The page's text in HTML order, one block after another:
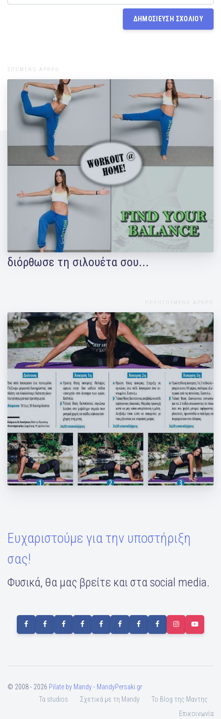
ΕΠΟΜΕΝΟ ΑΡΘΡΟ
Ασκήσεις ισορροπίας από τη Μάντη
Περσάκη! Δυνάμωσε τις αρθώσεις,
διόρθωσε τη σιλουέτα σου...
ΠΡΟΗΓΟΥΜΕΝΟ ΑΡΘΡΟ
Ασκήσεις γλουτών!
Ευχαριστούμε για την υποστήριξη
σας!
Φυσικά, θα μας βρείτε και στα social media.
© 2008 - 2026 Pilate by Mandy - MandyPersaki.gr
Τα studios
Σχετικά με τη Mandy
To Blog της Μαντης
Επικοινωνία